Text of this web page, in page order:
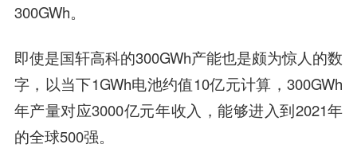
300GWh。
即使是国轩高科的300GWh产能也是颇为惊人的数
字，以当下1GWh电池约值10亿元计算，300GWh
年产量对应3000亿元年收入，能够进入到2021年
的全球500强。